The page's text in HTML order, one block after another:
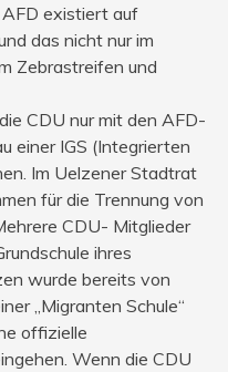
existiert auf
das nicht nur im
Zebrastreifen und
CDU nur mit den AFD-
einer IGS (Integrierten
Im Uelzener Stadtrat
für die Trennung von
CDU- Mitglieder
ihres
wurde bereits von
„Migranten Schule“
offizielle
Wenn die CDU